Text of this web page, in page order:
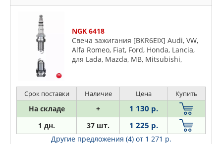
SAT
SSANGYONG
STARTVOLT
STELLOX
SUBARU
SUZUKI
TATSUMI
TOPRAN
TORCH
NGK 6418
Свеча зажигания [BKR6EIX] Audi, VW,
Alfa Romeo, Fiat, Ford, Honda, Lancia,
для Lada, Mazda, MB, Mitsubishi,
Срок поставки Наличие Цена Купить
На складе + 1 130 р.
1 дн. 37 шт. 1 225 р.
Другие предложения (4) от 1 271 р.